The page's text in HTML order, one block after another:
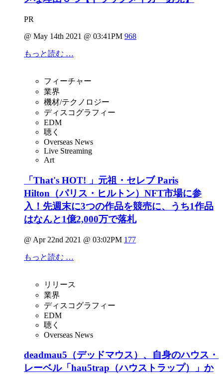
PR
@ May 14th 2021 @ 03:41PM 968
もっと読む …
フィーチャー
業界
機材/テクノロジー
ディスコグラフィー
EDM
聴く
Overseas News
Live Streaming
Art
「That's HOT! 」元祖・セレブ Paris
Hilton（パリス・ヒルトン）NFT市場に参
入！先週末に3つの作品を競売に、うち1作品
はなんと1億2,000万で落札
@ Apr 22nd 2021 @ 03:02PM 177
もっと読む …
リリース
業界
ディスコグラフィー
EDM
聴く
Overseas News
deadmau5（デッドマウス）、自身のハウス・
レーベル「hau5trap（ハウストラップ）」か